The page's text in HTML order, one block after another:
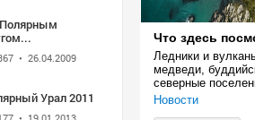
• 26.04.2009
Урал 2011
Что здесь
Ледники и
медведи,
северные
Новости